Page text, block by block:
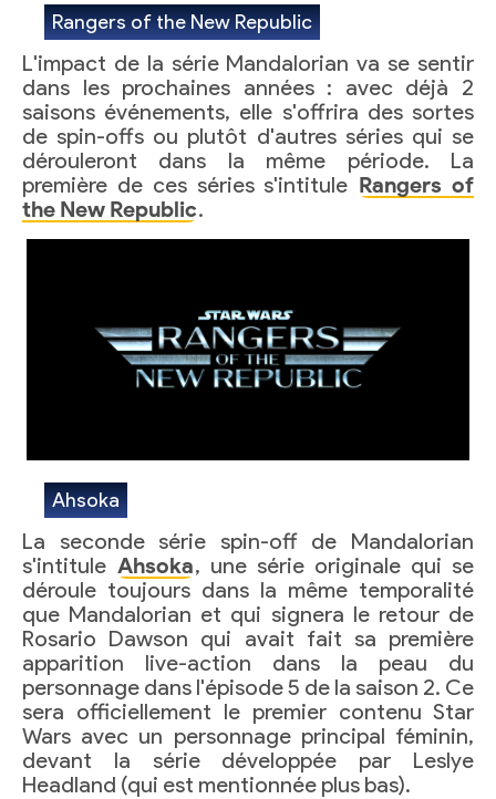
Rangers of the New Republic
L'impact de la série Mandalorian va se sentir
dans les prochaines années : avec déjà 2
saisons événements, elle s'offrira des sortes
de spin-offs ou plutôt d'autres séries qui se
dérouleront dans la même période. La
première de ces séries s'intitule Rangers of
the New Republic.
Ahsoka
La seconde série spin-off de Mandalorian
s'intitule Ahsoka, une série originale qui se
déroule toujours dans la même temporalité
que Mandalorian et qui signera le retour de
Rosario Dawson qui avait fait sa première
apparition live-action dans la peau du
personnage dans l'épisode 5 de la saison 2. Ce
sera officiellement le premier contenu Star
Wars avec un personnage principal féminin,
devant la série développée par Leslye
Headland (qui est mentionnée plus bas).